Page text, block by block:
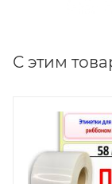
С этим